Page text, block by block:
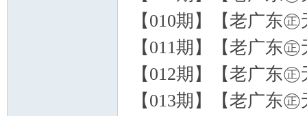
【010期】【老广东
【011期】【老广东
【012期】【老广东
【013期】【老广东